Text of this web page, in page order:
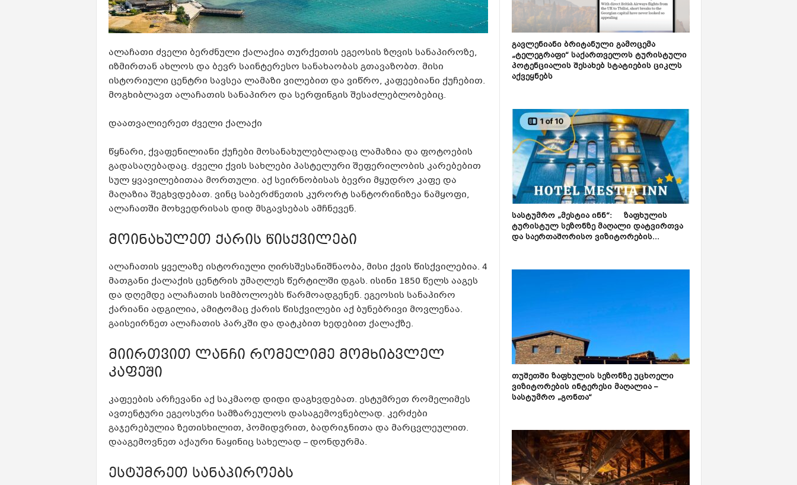
ალაჩათი ძველი ბერძნული ქალაქია თურქეთის ეგეოსის ზღვის სანაპიროზე,
იზმირთან ახლოს და ბევრ საინტერესო სანახაობას გთავაზობთ. მისი
ისტორიული ცენტრი სავსეა ლამაზი ვილებით და ვიწრო, კაფეებიანი ქუჩებით.
მოგხიბლავთ ალაჩათის სანაპირო და სერფინგის შესაძლებლობებიც.
დაათვალიერეთ ძველი ქალაქი
წყნარი, ქვაფენილიანი ქუჩები მოსანახულებლადაც ლამაზია და ფოტოების
გადასაღებადაც. ძველი ქვის სახლები პასტელური შეფერილობის კარებებით
სულ ყვავილებითაა მორთული. აქ სეირნობისას ბევრი მყუდრო კაფე და
მაღაზია შეგხვდებათ. ვინც საბერძნეთის კურორტ სანტორინიზეა ნამყოფი,
ალაჩათში მოხვედრისას დიდ მსგავსებას ამჩნევენ.
მოინახულეთ ქარის წისქვილები
ალაჩათის ყველაზე ისტორიული ღირსშესანიშნაობა, მისი ქვის წისქვილებია. 4
მათგანი ქალაქის ცენტრის უმაღლეს წერტილში დგას. ისინი 1850 წელს ააგეს
და დღემდე ალაჩათის სიმბოლოებს წარმოადგენენ. ეგეოსის სანაპირო
ქარიანი ადგილია, ამიტომაც ქარის წისქვილები აქ ბუნებრივი მოვლენაა.
გაისეირნეთ ალაჩათის პარკში და დატკბით ხედებით ქალაქზე.
მიირთვით ლანჩი რომელიმე მომხიბვლელ
კაფეში
კაფეების არჩევანი აქ საკმაოდ დიდი დაგხვდებათ. ესტუმრეთ რომელიმეს
ავთენტური ეგეოსური სამზარეულოს დასაგემოვნებლად. კერძები
გაჯერებულია ზეთისხილით, პომიდვრით, ბადრიჯნითა და მარცვლეულით.
დააგემოვნეთ აქაური ნაყინიც სახელად – დონდურმა.
ესტუმრეთ სანაპიროებს
გავლენიანი ბრიტანული გამოცემა
„ტელეგრაფი“ საქართველოს ტურისტული
პოტენციალის შესახებ სტატიების ციკლს
აქვეყნებს
სასტუმრო „მესტია ინნ“: ზაფხულის
ტურისტულ სეზონზე მაღალი დატვირთვა
და საერთაშორისო ვიზიტორების...
თუშეთში ზაფხულის სეზონზე უცხოელი
ვიზიტორების ინტერესი მაღალია –
სასტუმრო „გონთა“